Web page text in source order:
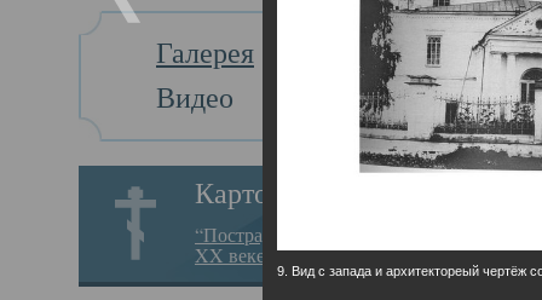
Галерея
Видео
Картотека
“Пострадавшие за веру в
XX веке на Севере”
Главная
9. Вид с запада и архитектореый чертёж